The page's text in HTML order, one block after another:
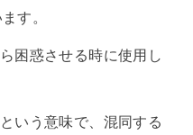
す。
困惑させる時に使用し
いう意味で、混同する